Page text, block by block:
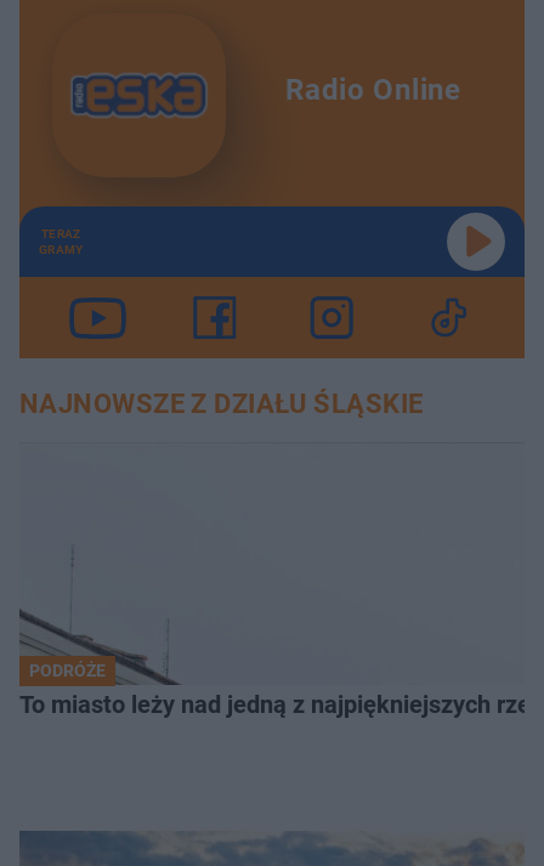
Radio Online
TERAZ
GRAMY
NAJNOWSZE Z DZIAŁU ŚLĄSKIE
PODRÓŻE
To miasto leży nad jedną z najpiękniejszych